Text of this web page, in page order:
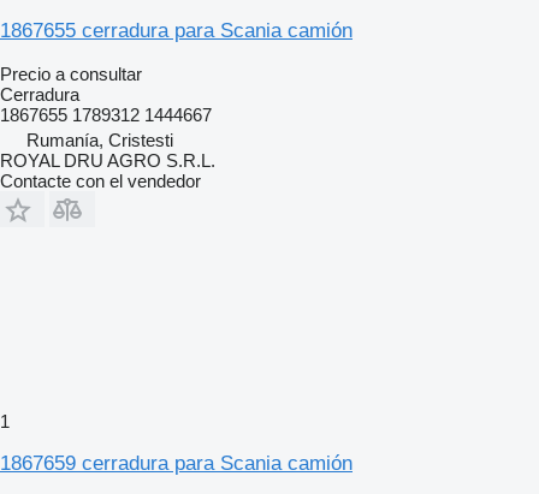
1867655 cerradura para Scania camión
Precio a consultar
Cerradura
1867655 1789312 1444667
Rumanía, Cristesti
ROYAL DRU AGRO S.R.L.
Contacte con el vendedor
1
1867659 cerradura para Scania camión